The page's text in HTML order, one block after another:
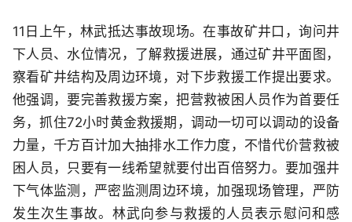
11日上午，林武抵达事故现场。在事故矿井口，询问井
下人员、水位情况，了解救援进展，通过矿井平面图，
察看矿井结构及周边环境，对下步救援工作提出要求。
他强调，要完善救援方案，把营救被困人员作为首要任
务，抓住72小时黄金救援期，调动一切可以调动的设备
力量，千方百计加大抽排水工作力度，不惜代价营救被
困人员，只要有一线希望就要付出百倍努力。要加强井
下气体监测，严密监测周边环境，加强现场管理，严防
发生次生事故。林武向参与救援的人员表示慰问和感